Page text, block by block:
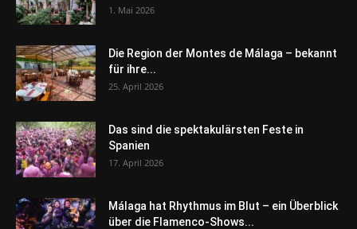
1. Mai 2026
Die Region der Montes de Málaga – bekannt
für ihre...
25. April 2026
Das sind die spektakulärsten Feste in
Spanien
17. April 2026
Málaga hat Rhythmus im Blut – ein Überblick
über die Flamenco-Shows...